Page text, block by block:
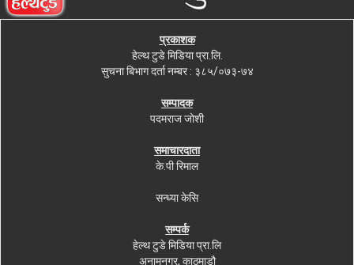
प्रकाशक
हेल्थ टुडे मिडिया प्रा.लि.
सुचना बिभाग दर्ता नम्बर : ३८५/०७३-७४
सम्पादक
पदमराज जोशी
समाचारदाता
के.पी रिमाल
सन्ध्या केसि
सम्पर्क
हेल्थ टुडे मिडिया प्रा.लि
अनामनगर, काठमाडौ